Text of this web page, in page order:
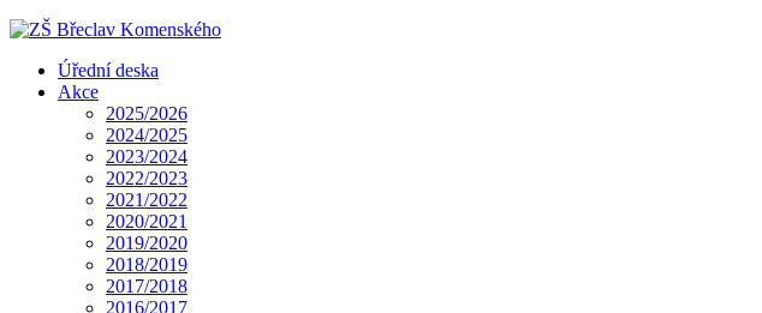
Úřední deska
Akce
2025/2026
2024/2025
2023/2024
2022/2023
2021/2022
2020/2021
2019/2020
2018/2019
2017/2018
2016/2017